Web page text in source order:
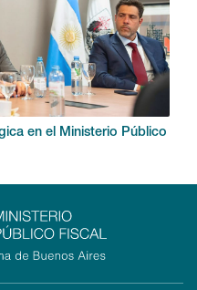
en el Ministerio Público